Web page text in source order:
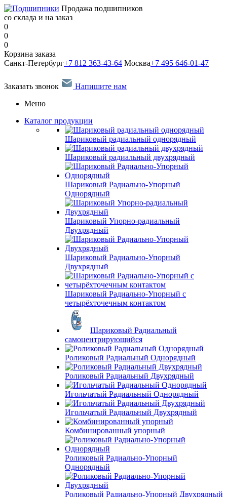
Продажа подшипников
со склада и на заказ
0
0
0
Корзина заказа
Санкт-Петербург+7 812 363-43-64 Москва+7 495 646-01-47
Заказать звонок
Напишите нам
Меню
Каталог продукции
Шариковый радиальный однорядный
Шариковый радиальный двухрядный
Шариковый Радиально-Упорный
Однорядный
Шариковый Упорно-радиальный
Двухрядный
Шариковый Радиально-Упорный
Двухрядный
Шариковый Радиально-Упорный с
четырёхточечным контактом
Шариковый Радиальный
самоцентрирующийся
Роликовый Радиальный Однорядный
Роликовый Радиальный Двухрядный
Игольчатый Радиальный Однорядный
Игольчатый Радиальный Двухрядный
Комбинированный упорный
Роликовый Радиально-Упорный
Однорядный
Роликовый Радиально-Упорный Двухрядный